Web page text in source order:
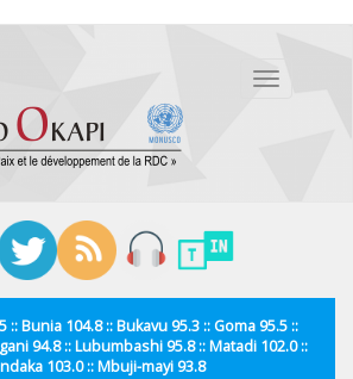
Toggle
:: Bunia 104.8 :: Bukavu 95.3 :: Goma 95.5 ::
94.8 :: Lubumbashi 95.8 :: Matadi 102.0 ::
103.0 :: Mbuji-mayi 93.8